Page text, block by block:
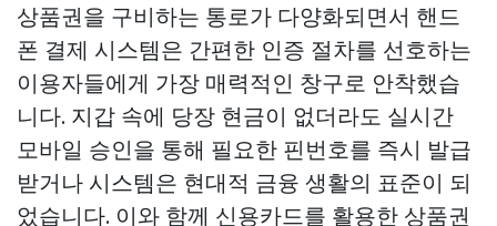
상품권을 구비하는 통로가 다양화되면서 핸드
폰 결제 시스템은 간편한 인증 절차를 선호하는
이용자들에게 가장 매력적인 창구로 안착했습
니다. 지갑 속에 당장 현금이 없더라도 실시간
모바일 승인을 통해 필요한 핀번호를 즉시 발급
받거나 시스템은 현대적 금융 생활의 표준이 되
었습니다. 이와 함께 신용카드를 활용한 상품권